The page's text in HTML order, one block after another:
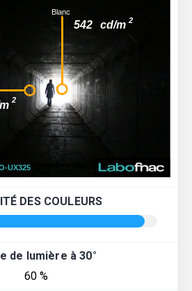
DES COULEURS
de lumière à 30°
60 %